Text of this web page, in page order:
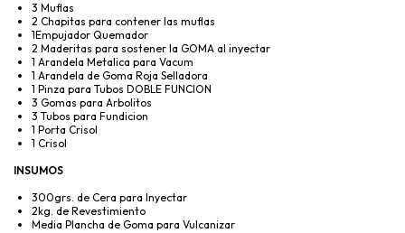
3 Muflas
2 Chapitas para contener las muflas
1Empujador Quemador
2 Maderitas para sostener la GOMA al inyectar
1 Arandela Metalica para Vacum
1 Arandela de Goma Roja Selladora
1 Pinza para Tubos DOBLE FUNCION
3 Gomas para Arbolitos
3 Tubos para Fundicion
1 Porta Crisol
1 Crisol
INSUMOS
300grs. de Cera para Inyectar
2kg. de Revestimiento
Media Plancha de Goma para Vulcanizar